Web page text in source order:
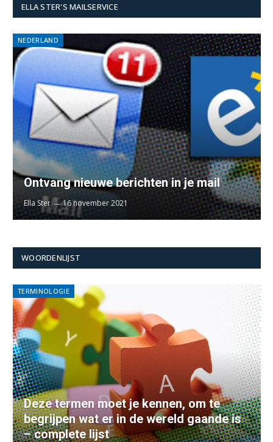
ELLA STER'S MAILSERVICE
NEDERLAND
Ontvang nieuwe berichten in je mail
Ella Ster 16 november 2021
WOORDENLIJST
TERMINOLOGIE
Deze termen moet je kennen, om te
begrijpen wat er in de wereld gaande is
– complete lijst